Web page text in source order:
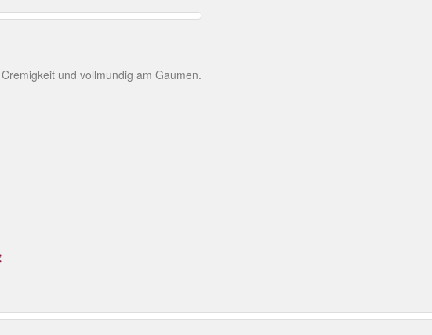
und vollmundig am Gaumen.